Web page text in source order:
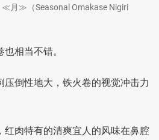
≪月≫（Seasonal Omakase Nigiri
相当不错。
倒性地大，铁火卷的视觉冲击力
红肉特有的清爽宜人的风味在鼻腔